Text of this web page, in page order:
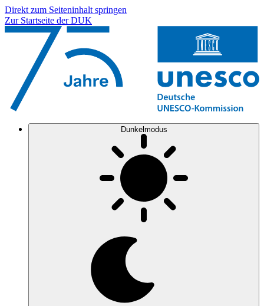
Direkt zum Seiteninhalt springen
Zur Startseite der DUK
Dunkelmodus